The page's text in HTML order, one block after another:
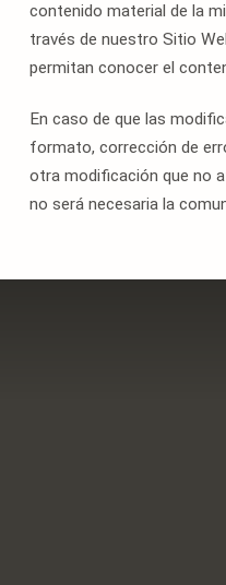
contenido material de la
través de nuestro Sitio
permitan conocer el
En caso de que las
formato, corrección de
otra modificación que no
no será necesaria la